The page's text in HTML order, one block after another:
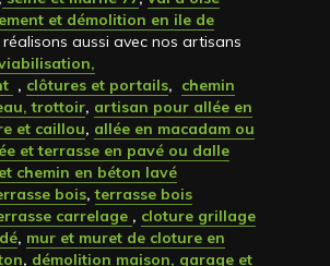
et démolition en ile de
aussi avec nos artisans
, clôtures et portails, chemin
trottoir, artisan pour allée en
et caillou, allée en macadam ou
et terrasse en pavé ou dalle
chemin en béton lavé
bois,terrasse bois
carrelage , cloture grillage
, mur et muret de cloture en
, démolition maison, garage et